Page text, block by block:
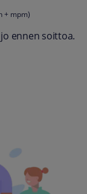
+ mpm)
ennen soittoa.